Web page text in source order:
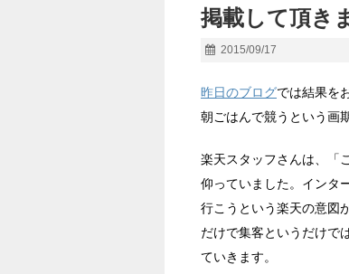
掲載して頂き
2015/09/17
昨日のブログでは結果を
朝ごはんで競うという画
楽天スタッフさんは、「
仰っていました。インタ
行こうという楽天の意図
だけで集客というだけで
ていきます。